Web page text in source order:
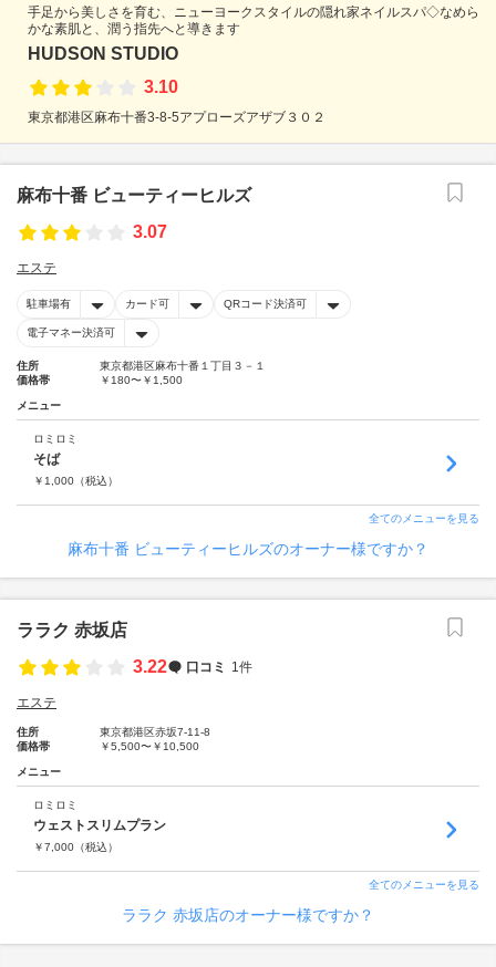
手足から美しさを育む、ニューヨークスタイルの隠れ家ネイルスパ◇なめら
かな素肌と、潤う指先へと導きます
HUDSON STUDIO
3.10
東京都港区麻布十番3-8-5アプローズアザブ３０２
麻布十番 ビューティーヒルズ
3.07
エステ
駐車場有 カード可 QRコード決済可
電子マネー決済可
住所
東京都港区麻布十番１丁目３－１
価格帯
￥180〜￥1,500
メニュー
ロミロミ
そば
￥ 1,000 （税込）
全てのメニューを見る
麻布十番 ビューティーヒルズのオーナー様ですか？
ララク 赤坂店
3.22
口コミ 1件
エステ
住所
東京都港区赤坂7-11-8
価格帯
￥5,500〜￥10,500
メニュー
ロミロミ
ウェストスリムプラン
￥7,000 （税込）
全てのメニューを見る
ララク 赤坂店のオーナー様ですか？